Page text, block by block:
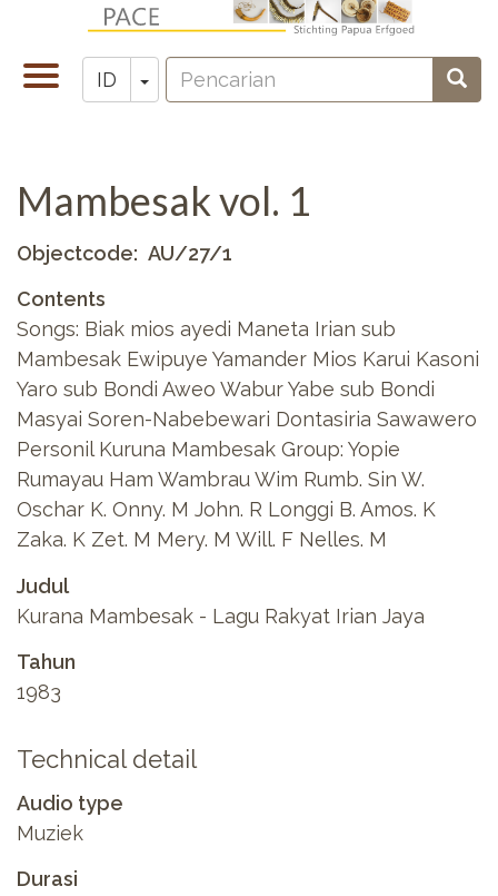
Toggle
navigation
ID Toggle Dropdown
Zoeken
Pencarian
Mambesak vol. 1
Objectcode
AU/27/1
Contents
Songs: Biak mios ayedi Maneta Irian sub
Mambesak Ewipuye Yamander Mios Karui Kasoni
Yaro sub Bondi Aweo Wabur Yabe sub Bondi
Masyai Soren-Nabebewari Dontasiria Sawawero
Personil Kuruna Mambesak Group: Yopie
Rumayau Ham Wambrau Wim Rumb. Sin W.
Oschar K. Onny. M John. R Longgi B. Amos. K
Zaka. K Zet. M Mery. M Will. F Nelles. M
Judul
Kurana Mambesak - Lagu Rakyat Irian Jaya
Tahun
1983
Technical detail
Audio type
Muziek
Durasi